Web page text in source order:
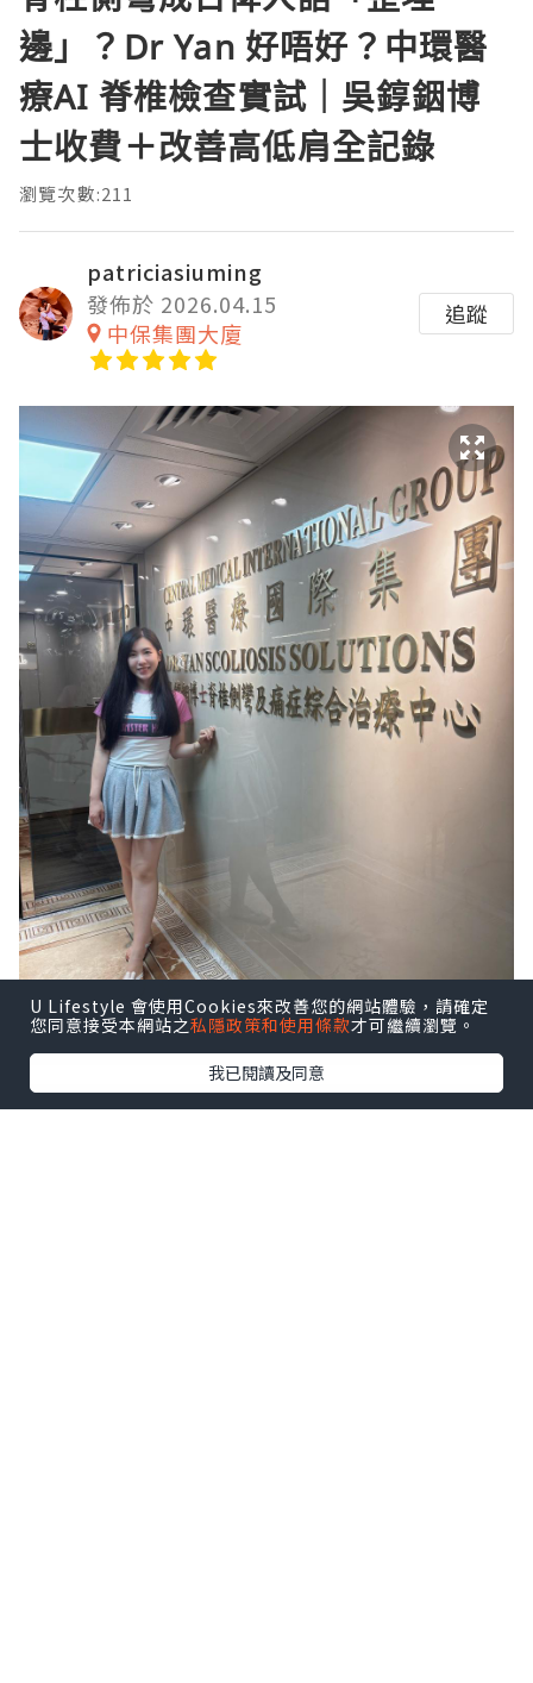
邊」？Dr Yan 好唔好？中環醫
療AI 脊椎檢查實試｜吳錞銦博
士收費＋改善高低肩全記錄
瀏覽次數:211
patriciasiuming
發佈於 2026.04.15
中保集團大廈
追蹤
U Lifestyle 會使用Cookies來改善您的網站體驗，請確定
您同意接受本網站之私隱政策和使用條款才可繼續瀏覽。
我已閱讀及同意